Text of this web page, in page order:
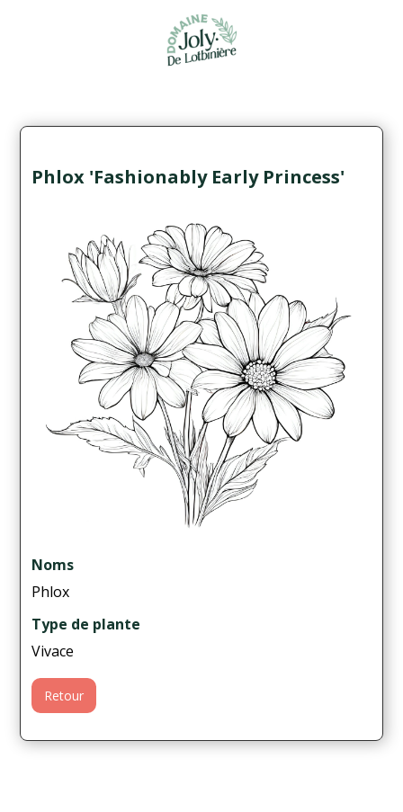
Phlox 'Fashionably Early Princess'
Noms
Phlox
Type de plante
Vivace
Retour